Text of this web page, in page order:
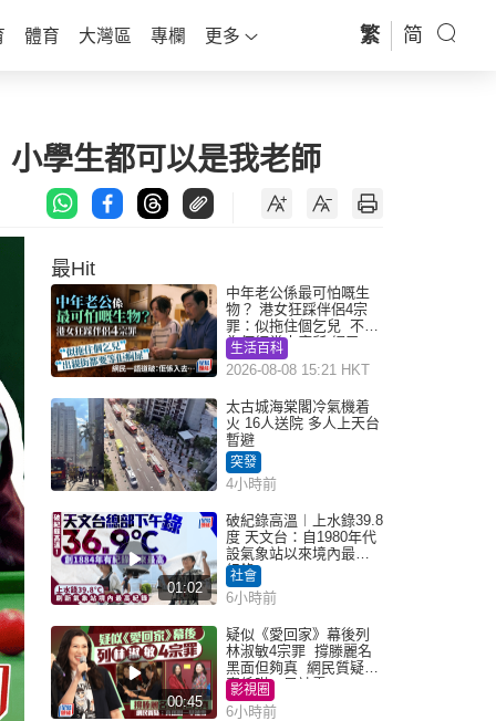
體育 大灣區 專欄 更多 繁 简
學生都可以是我老師
最Hit
中年老公係最可怕嘅生
物？ 港女狂踩伴侶4宗
罪：似拖住個乞兒 不解
為何經常去廁所 網民一
語道破
生活百科
2026-08-08 15:21 HKT
太古城海棠閣冷氣機着
火 16人送院 多人上天台
暫避
突發
4小時前
01:02
破紀錄高溫︱上水錄39.8
度 天文台：自1980年代
設氣象站以來境內最高
紀錄
社會
6小時前
00:45
疑似《愛回家》幕後列
林淑敏4宗罪 撐滕麗名
黑面但夠真 網民質疑：
真係咁一早被雪
影視圈
6小時前